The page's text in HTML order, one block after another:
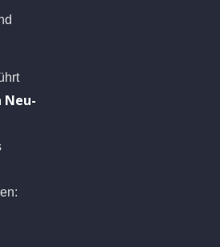
Neu-